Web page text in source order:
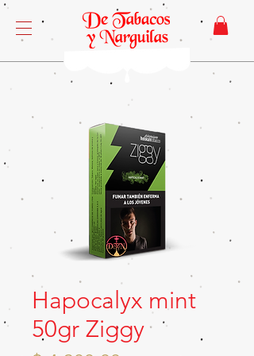
Hapocalyx mint
50gr Ziggy